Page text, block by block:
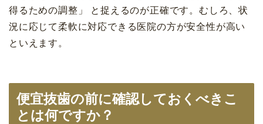
得るための調整」 と捉えるのが正確です。むしろ、状
況に応じて柔軟に対応できる医院の方が安全性が高い
といえます。
便宜抜歯の前に確認しておくべきこ
とは何ですか？